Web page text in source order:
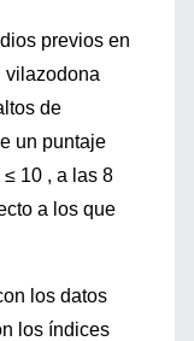
previos en
vilazodona
de
un puntaje
10 , a las 8
a los que
los datos
los índices